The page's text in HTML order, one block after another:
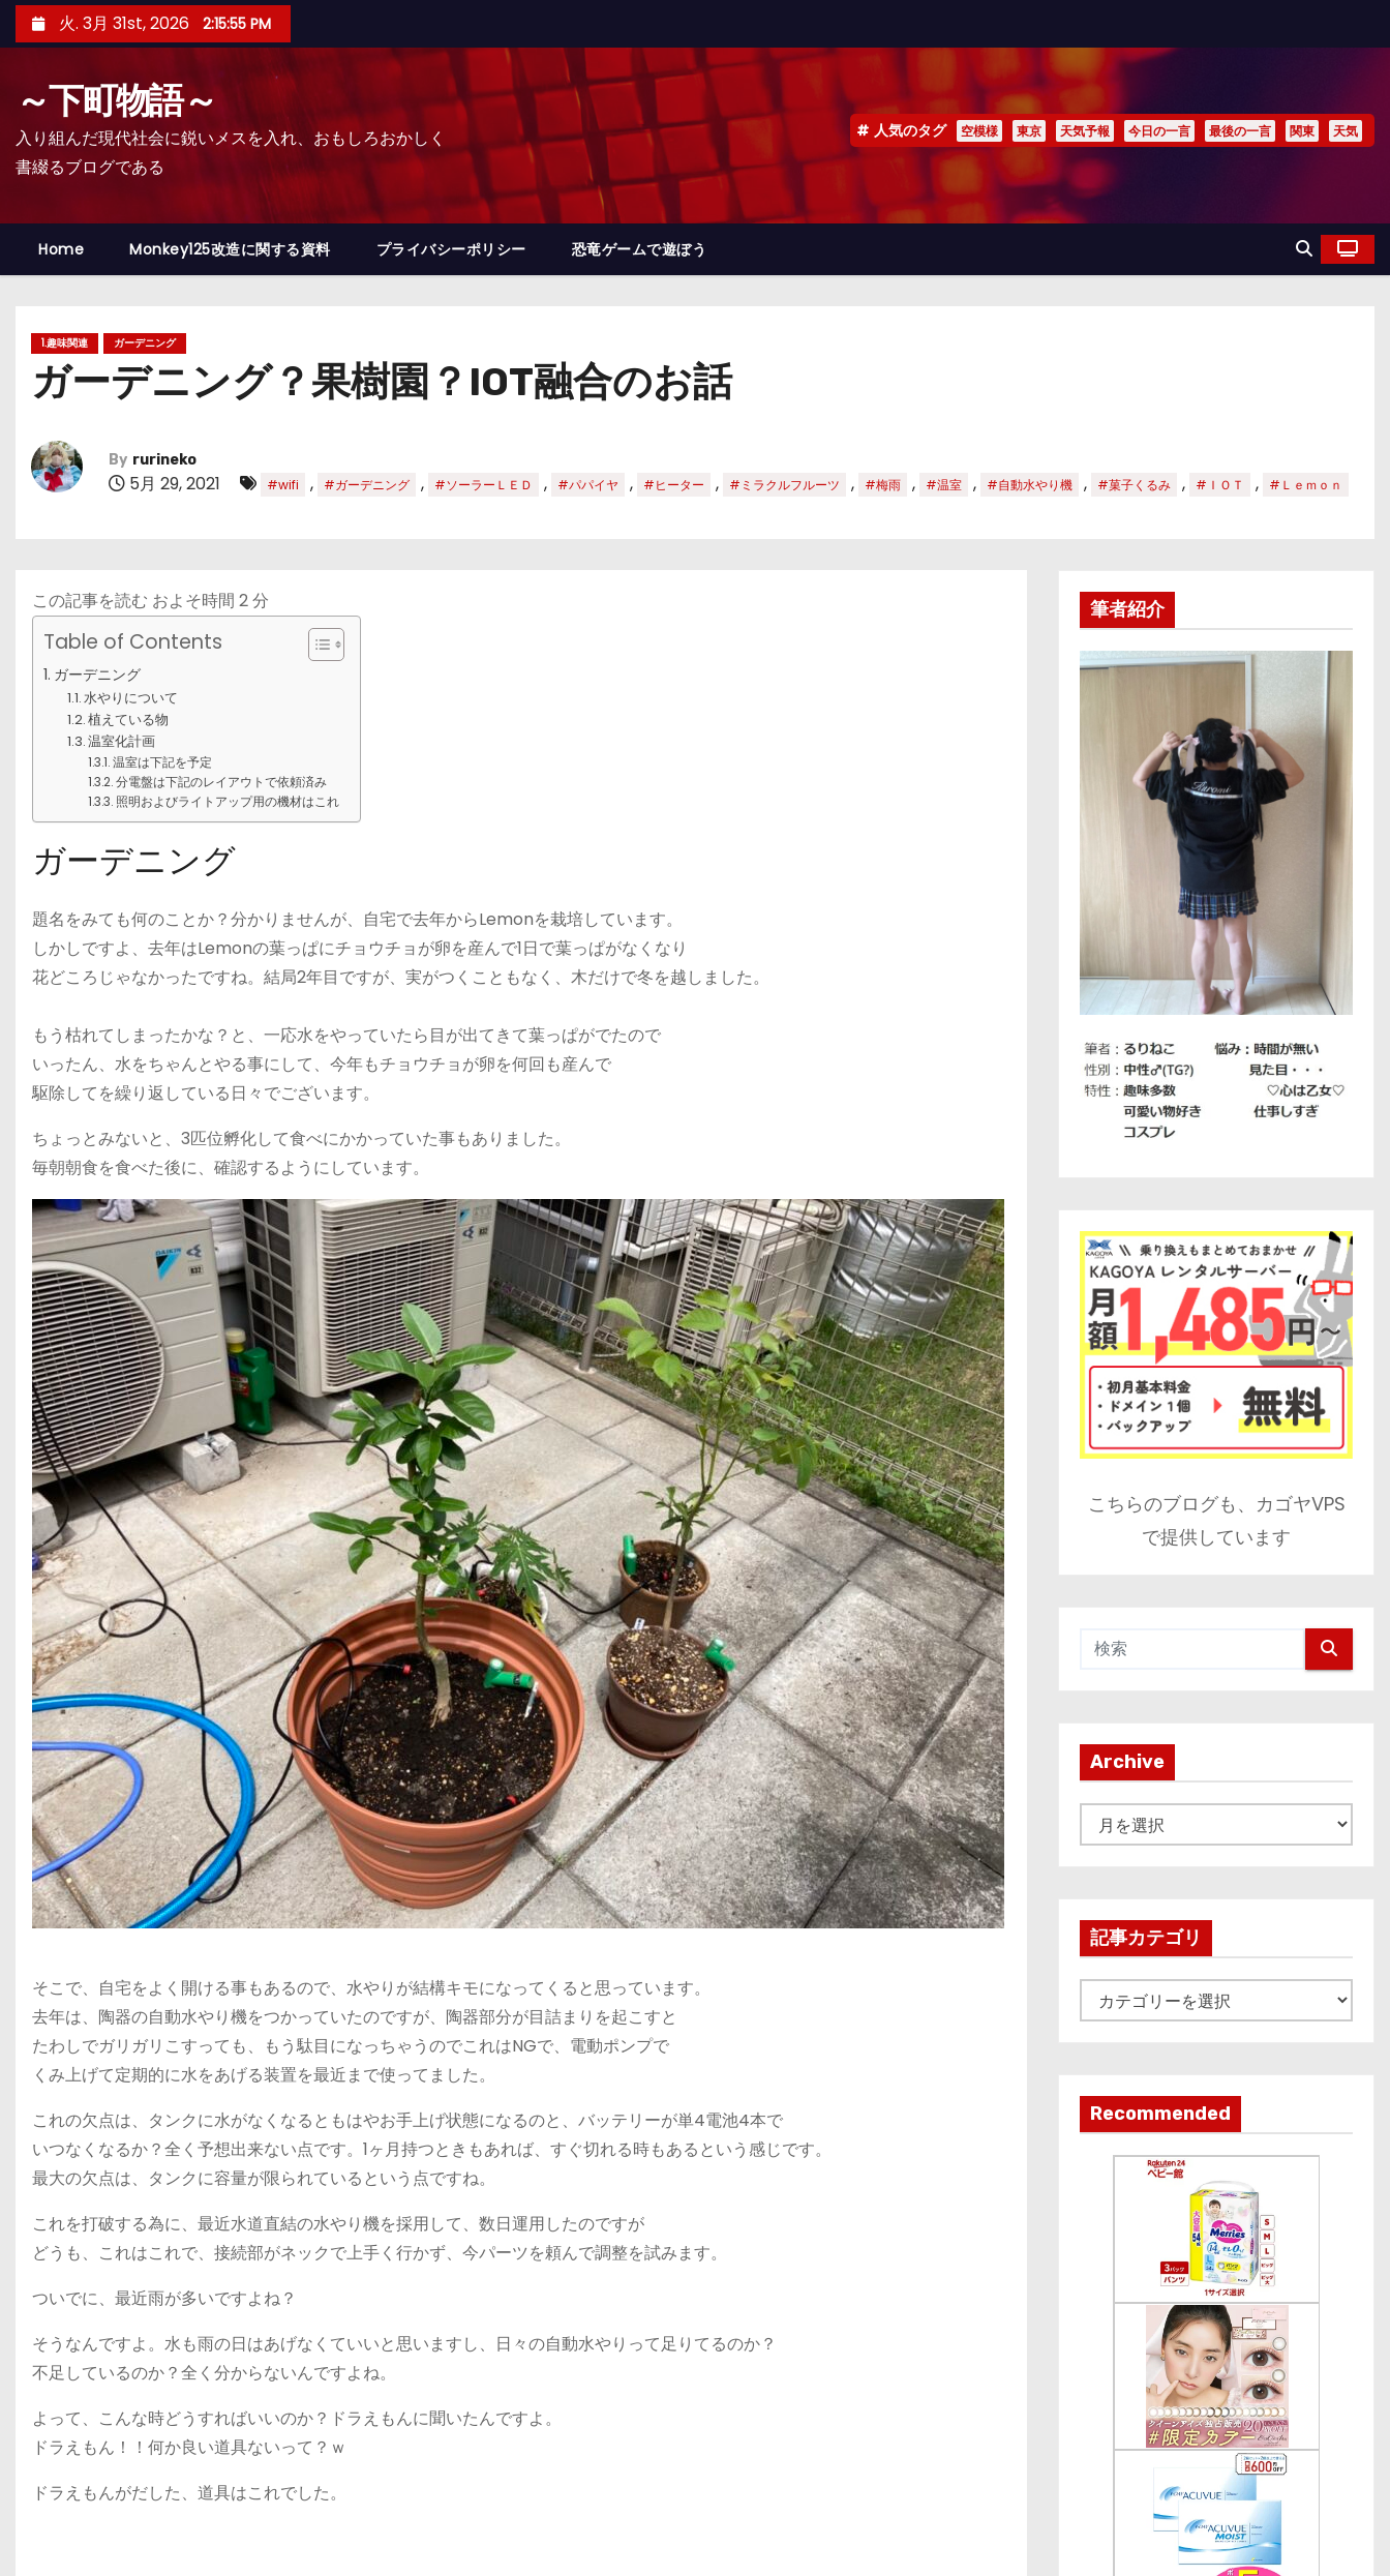
ン
プ
火. 3月 31st, 2026 2:15:57 PM
～下町物語～
入り組んだ現代社会に鋭いメスを入れ、おもしろおかしく
書綴るブログである
人気のタグ 空模様 東京 天気予報 今日の一言 最後の一言 関東 天気
Home Monkey125改造に関する資料 プライバシーポリシー 恐竜ゲームで遊ぼう
1.趣味関連 ガーデニング
ガーデニング？果樹園？IOT融合のお話
By rurineko
5月 29, 2021 #wifi , #ガーデニング , #ソーラーＬＥＤ , #パパイヤ , #ヒーター , #ミラクルフルーツ , #梅雨 , #温室 , #自動水やり機 , #菓子くるみ , #ＩＯＴ , #Ｌｅｍｏｎ
この記事を読む およそ時間 2分
Table of Contents
ガーデニング
水やりについて
植えている物
温室化計画
温室は下記を予定
分電盤は下記のレイアウトで依頼済み
照明およびライトアップ用の機材はこれ
ガーデニング
題名をみても何のことか？分かりませんが、自宅で去年からLemonを栽培しています。
しかしですよ、去年はLemonの葉っぱにチョウチョが卵を産んで1日で葉っぱがなくなり
花どころじゃなかったですね。結局2年目ですが、実がつくこともなく、木だけで冬を越しました。
もう枯れてしまったかな？と、一応水をやっていたら目が出てきて葉っぱがでたので
いったん、水をちゃんとやる事にして、今年もチョウチョが卵を何回も産んで
駆除してを繰り返している日々でございます。
ちょっとみないと、3匹位孵化して食べにかかっていた事もありました。
毎朝朝食を食べた後に、確認するようにしています。
そこで、自宅をよく開ける事もあるので、水やりが結構キモになってくると思っています。
去年は、陶器の自動水やり機をつかっていたのですが、陶器部分が目詰まりを起こすと
たわしでガリガリこすっても、もう駄目になっちゃうのでこれはNGで、電動ポンプで
くみ上げて定期的に水をあげる装置を最近まで使ってました。
これの欠点は、タンクに水がなくなるともはやお手上げ状態になるのと、バッテリーが単4電池4本で
いつなくなるか？全く予想出来ない点です。1ヶ月持つときもあれば、すぐ切れる時もあるという感じです。
最大の欠点は、タンクに容量が限られているという点ですね。
これを打破する為に、最近水道直結の水やり機を採用して、数日運用したのですが
どうも、これはこれで、接続部がネックで上手く行かず、今パーツを頼んで調整を試みます。
ついでに、最近雨が多いですよね？
そうなんですよ。水も雨の日はあげなくていいと思いますし、日々の自動水やりって足りてるのか？
不足しているのか？全く分からないんですよね。
よって、こんな時どうすればいいのか？ドラえもんに聞いたんですよ。
ドラえもん！！何か良い道具ないって？ｗ
ドラえもんがだした、道具はこれでした。
筆者紹介
こちらのブログも、カゴヤVPS
で提供しています
Archive
r
v
記事カテゴリ
事
ゴ
リ
Recommended